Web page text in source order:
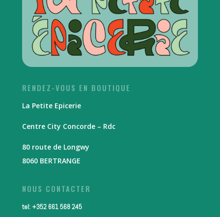
RENDEZ-VOUS EN BOUTIQUE
La Petite Epicerie
Centre City Concorde – Rdc
80 route de Longwy
8060 BERTRANGE
NOUS CONTACTER
tel: +352 661 568 245